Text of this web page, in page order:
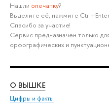
Нашли опечатку?
Выделите её, нажмите
Спасибо за участие!
Сервис предназначен только
орфографических и
О ВЫШКЕ
Цифры и факты